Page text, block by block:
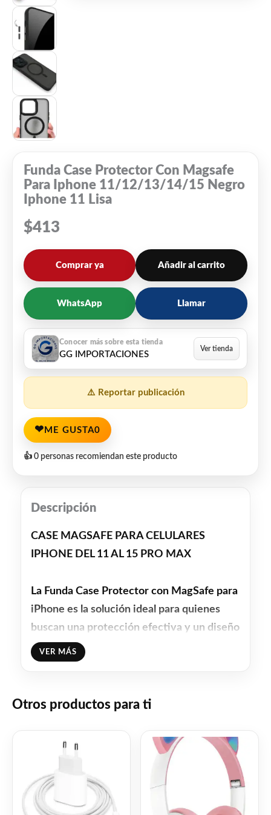
Funda Case Protector Con Magsafe
Para Iphone 11/12/13/14/15 Negro
Iphone 11 Lisa
$413
Comprar ya Añadir al carrito
WhatsApp Llamar
GG IMPORTACIONES
⚠️ Reportar publicación
❤ ME GUSTA0
👍 0 personas recomiendan este producto
Descripción
CASE MAGSAFE PARA CELULARES
IPHONE DEL 11 AL 15 PRO MAX
La Funda Case Protector con MagSafe para
iPhone es la solución ideal para quienes
buscan una protección efectiva y un diseño
elegante. Fabricada con materiales de TPU
tanto en el exterior como en el interior,
a los impactos y un ajuste perfecto para tu
permite un acceso fácil a todas las
funciones del teléfono, asegurando que
puedas utilizarlo sin restricciones.
Con la tecnología MagSafe, esta funda
VER MÁS
Otros productos para ti